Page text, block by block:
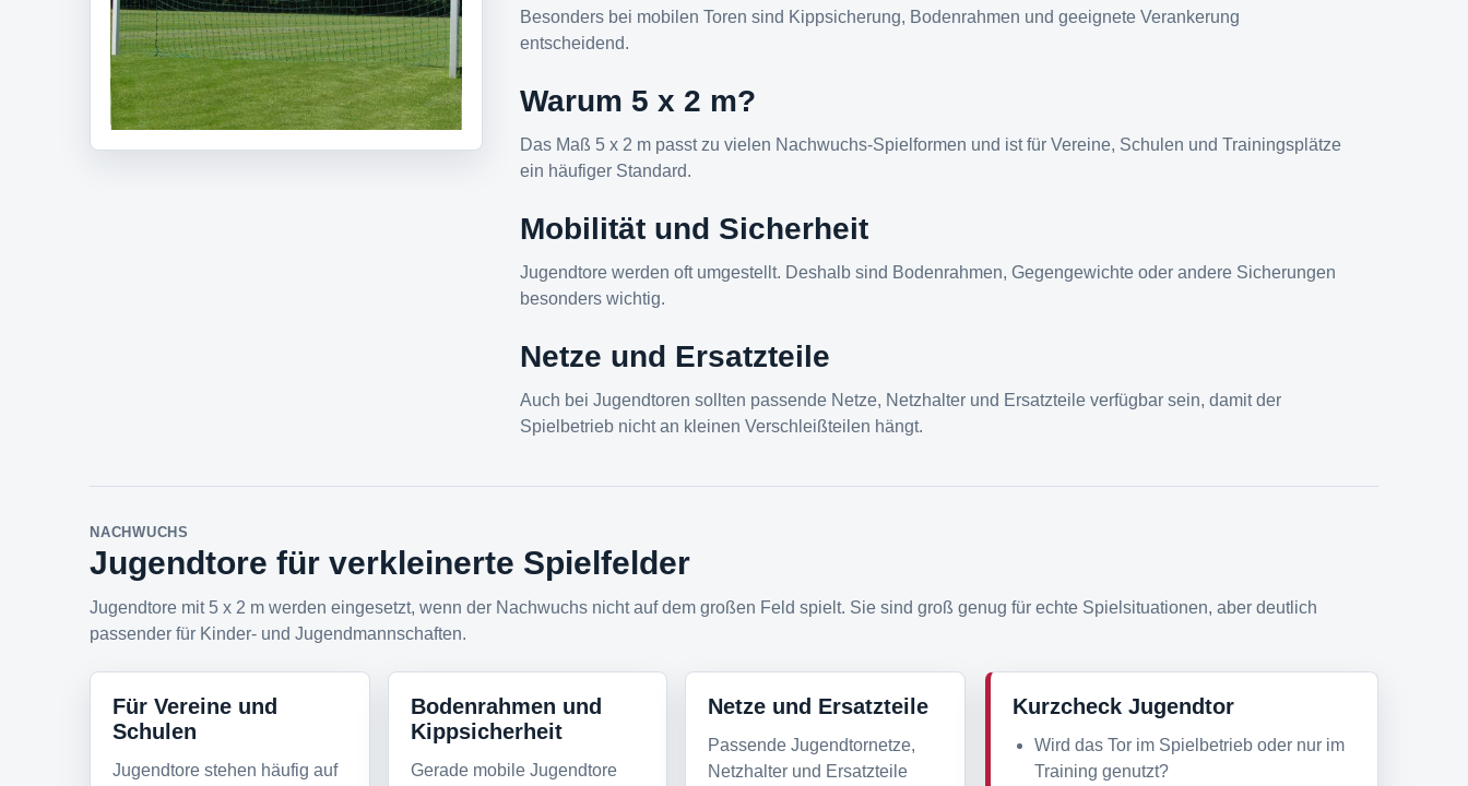
Besonders bei mobilen Toren sind Kippsicherung, Bodenrahmen und geeignete Verankerung
entscheidend.
Warum 5 x 2 m?
Das Maß 5 x 2 m passt zu vielen Nachwuchs-Spielformen und ist für Vereine, Schulen und Trainingsplätze
ein häufiger Standard.
Mobilität und Sicherheit
Jugendtore werden oft umgestellt. Deshalb sind Bodenrahmen, Gegengewichte oder andere Sicherungen
besonders wichtig.
Netze und Ersatzteile
Auch bei Jugendtoren sollten passende Netze, Netzhalter und Ersatzteile verfügbar sein, damit der
Spielbetrieb nicht an kleinen Verschleißteilen hängt.
NACHWUCHS
Jugendtore für verkleinerte Spielfelder
Jugendtore mit 5 x 2 m werden eingesetzt, wenn der Nachwuchs nicht auf dem großen Feld spielt. Sie sind groß genug für echte Spielsituationen, aber deutlich
passender für Kinder- und Jugendmannschaften.
Für Vereine und
Schulen
Jugendtore stehen häufig auf
Bodenrahmen und
Kippsicherheit
Gerade mobile Jugendtore
Netze und Ersatzteile
Passende Jugendtornetze,
Netzhalter und Ersatzteile
Kurzcheck Jugendtor
Wird das Tor im Spielbetrieb oder nur im
Training genutzt?